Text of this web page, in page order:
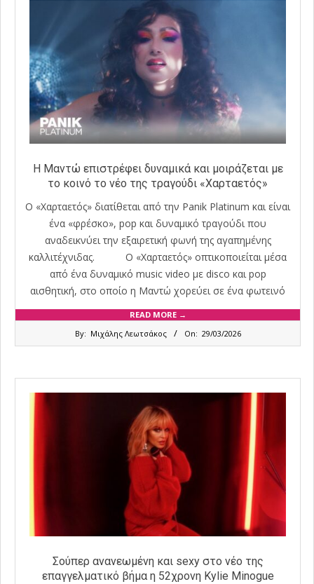
Η Μαντώ επιστρέφει δυναμικά και μοιράζεται με
το κοινό το νέο της τραγούδι «Χαρταετός»
Ο «Χαρταετός» διατίθεται από την Panik Platinum και είναι
ένα «φρέσκο», pop και δυναμικό τραγούδι που
αναδεικνύει την εξαιρετική φωνή της αγαπημένης
καλλιτέχνιδας. Ο «Χαρταετός» οπτικοποιείται μέσα
από ένα δυναμικό music video με disco και pop
αισθητική, στο οποίο η Μαντώ χορεύει σε ένα φωτεινό
READ MORE →
By: Μιχάλης Λεωτσάκος On: 29/03/2026
Σούπερ ανανεωμένη και sexy στο νέο της
επαγγελματικό βήμα η 52χρονη Kylie Minogue